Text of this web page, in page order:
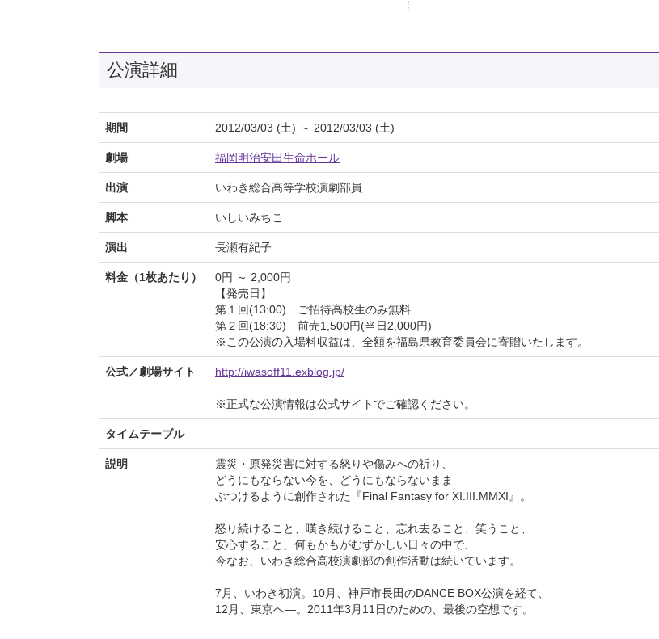
公演詳細
期間 2012/03/03 (土) ～ 2012/03/03 (土)
劇場 福岡明治安田生命ホール
出演 いわき総合高等学校演劇部員
脚本 いしいみちこ
演出 長瀬有紀子
料金（1枚あたり）
0円 ～ 2,000円
【発売日】
第１回(13:00) ご招待高校生のみ無料
第２回(18:30) 前売1,500円(当日2,000円)
※この公演の入場料収益は、全額を福島県教育委員会に寄贈いたします。
公式／劇場サイト http://iwasoff11.exblog.jp/
※正式な公演情報は公式サイトでご確認ください。
タイムテーブル
説明
震災・原発災害に対する怒りや傷みへの祈り、
どうにもならない今を、どうにもならないまま
ぶつけるように創作された『Final Fantasy for XI.III.MMXI』。
怒り続けること、嘆き続けること、忘れ去ること、笑うこと、
安心すること、何もかもがむずかしい日々の中で、
今なお、いわき総合高校演劇部の創作活動は続いています。
7月、いわき初演。10月、神戸市長田のDANCE BOX公演を経て、
12月、東京へ―。2011年3月11日のための、最後の空想です。